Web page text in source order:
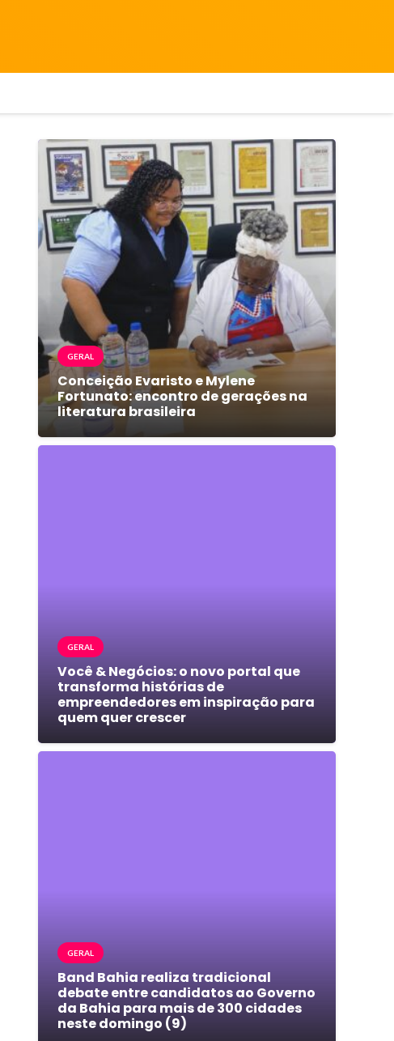
GERAL
Conceição Evaristo e Mylene
Fortunato: encontro de gerações na
literatura brasileira
GERAL
Você & Negócios: o novo portal que
transforma histórias de
empreendedores em inspiração para
quem quer crescer
GERAL
Band Bahia realiza tradicional
debate entre candidatos ao Governo
da Bahia para mais de 300 cidades
neste domingo (9)